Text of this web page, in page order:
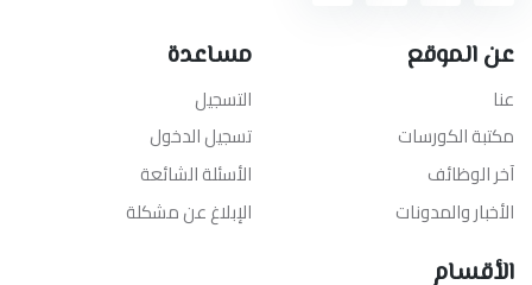
عن الموقع
عنا
مكتبة الكورسات
آخر الوظائف
الأخبار والمدونات
مساعدة
التسجيل
تسجيل الدخول
الأسئلة الشائعة
الإبلاغ عن مشكلة
الأقسام